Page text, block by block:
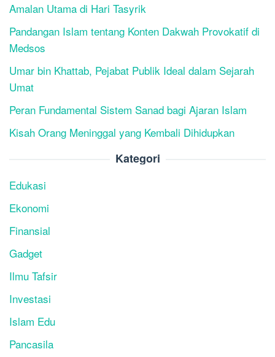
Amalan Utama di Hari Tasyrik
Pandangan Islam tentang Konten Dakwah Provokatif di
Medsos
Umar bin Khattab, Pejabat Publik Ideal dalam Sejarah
Umat
Peran Fundamental Sistem Sanad bagi Ajaran Islam
Kisah Orang Meninggal yang Kembali Dihidupkan
Kategori
Edukasi
Ekonomi
Finansial
Gadget
Ilmu Tafsir
Investasi
Islam Edu
Pancasila